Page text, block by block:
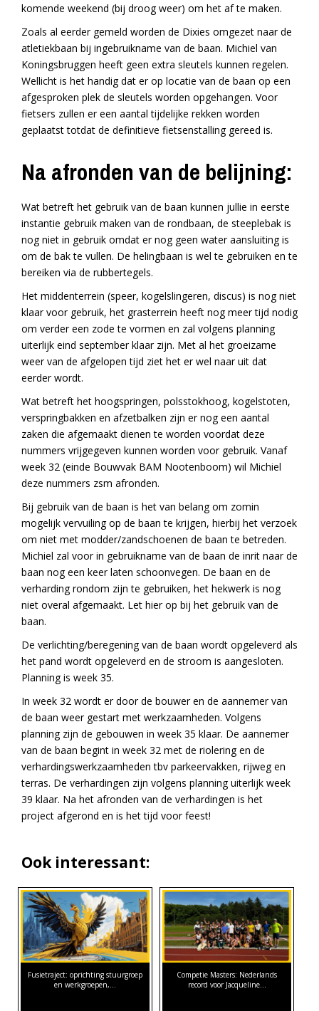
komende weekend (bij droog weer) om het af te maken.
Zoals al eerder gemeld worden de Dixies omgezet naar de
atletiekbaan bij ingebruikname van de baan. Michiel van
Koningsbruggen heeft geen extra sleutels kunnen regelen.
Wellicht is het handig dat er op locatie van de baan op een
afgesproken plek de sleutels worden opgehangen. Voor
fietsers zullen er een aantal tijdelijke rekken worden
geplaatst totdat de definitieve fietsenstalling gereed is.
Na afronden van de belijning:
Wat betreft het gebruik van de baan kunnen jullie in eerste
instantie gebruik maken van de rondbaan, de steeplebak is
nog niet in gebruik omdat er nog geen water aansluiting is
om de bak te vullen. De helingbaan is wel te gebruiken en te
bereiken via de rubbertegels.
Het middenterrein (speer, kogelslingeren, discus) is nog niet
klaar voor gebruik, het grasterrein heeft nog meer tijd nodig
om verder een zode te vormen en zal volgens planning
uiterlijk eind september klaar zijn. Met al het groeizame
weer van de afgelopen tijd ziet het er wel naar uit dat
eerder wordt.
Wat betreft het hoogspringen, polsstokhoog, kogelstoten,
verspringbakken en afzetbalken zijn er nog een aantal
zaken die afgemaakt dienen te worden voordat deze
nummers vrijgegeven kunnen worden voor gebruik. Vanaf
week 32 (einde Bouwvak BAM Nootenboom) wil Michiel
deze nummers zsm afronden.
Bij gebruik van de baan is het van belang om zomin
mogelijk vervuiling op de baan te krijgen, hierbij het verzoek
om niet met modder/zandschoenen de baan te betreden.
Michiel zal voor in gebruikname van de baan de inrit naar de
baan nog een keer laten schoonvegen. De baan en de
verharding rondom zijn te gebruiken, het hekwerk is nog
niet overal afgemaakt. Let hier op bij het gebruik van de
baan.
De verlichting/beregening van de baan wordt opgeleverd als
het pand wordt opgeleverd en de stroom is aangesloten.
Planning is week 35.
In week 32 wordt er door de bouwer en de aannemer van
de baan weer gestart met werkzaamheden. Volgens
planning zijn de gebouwen in week 35 klaar. De aannemer
van de baan begint in week 32 met de riolering en de
verhardingswerkzaamheden tbv parkeervakken, rijweg en
terras. De verhardingen zijn volgens planning uiterlijk week
39 klaar. Na het afronden van de verhardingen is het
project afgerond en is het tijd voor feest!
Ook interessant:
Fusietraject: oprichting stuurgroep
en werkgroepen,…
Competie Masters: Nederlands
record voor Jacqueline…